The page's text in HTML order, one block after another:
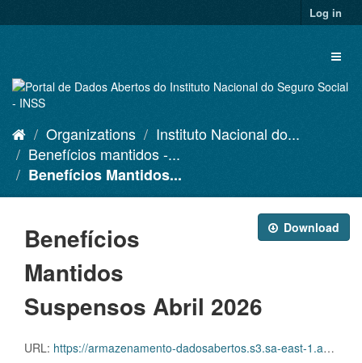
to
Log in
Organizations
Instituto Nacional do...
Benefícios mantidos -...
Benefícios Mantidos...
Download
Benefícios
Mantidos
Suspensos Abril 2026
URL: https://armazenamento-dadosabertos.s3.sa-east-1.amazonaws.com/PDA_2025_2027/Grupos_de_dados/Benef%C3%ADcios+mantidos/D.SDA.PDA.004.MANSUSPENSOS.202604.CSV.ZIP